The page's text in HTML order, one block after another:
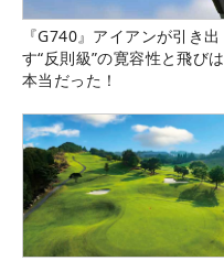
『G740』アイアンが引き出
す“反則級”の寛容性と飛びは
本当だった！